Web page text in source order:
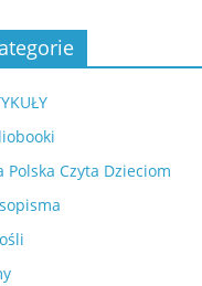
Polska Czyta Dzieciom